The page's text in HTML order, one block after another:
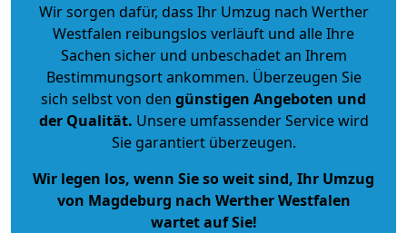
Wir sorgen dafür, dass Ihr Umzug nach Werther
Westfalen reibungslos verläuft und alle Ihre
Sachen sicher und unbeschadet an Ihrem
Bestimmungsort ankommen. Überzeugen Sie
sich selbst von den günstigen Angeboten und
der Qualität. Unsere umfassender Service wird
Sie garantiert überzeugen.
Wir legen los, wenn Sie so weit sind, Ihr Umzug
von Magdeburg nach Werther Westfalen
wartet auf Sie!